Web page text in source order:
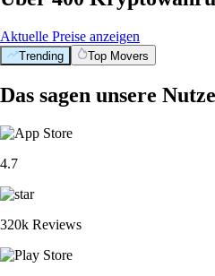
Aktuelle Preise anzeigen
Trending Top Movers
Das sagen unsere
4.7
320k Reviews